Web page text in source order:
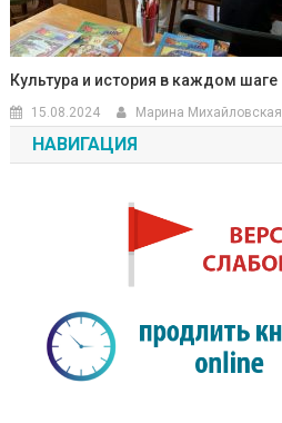
Культура и история в каждом шаге
15.08.2024 Марина Михайловская
НАВИГАЦИЯ